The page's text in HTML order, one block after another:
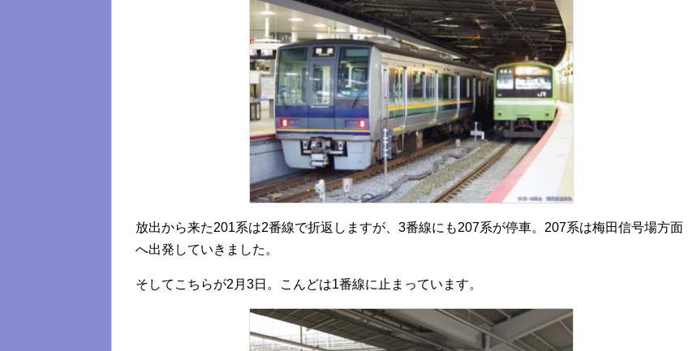
放出から来た201系は2番線で折返しますが、3番線にも207系が停車。207系は梅田信号場方面
へ出発していきました。
そしてこちらが2月3日。こんどは1番線に止まっています。